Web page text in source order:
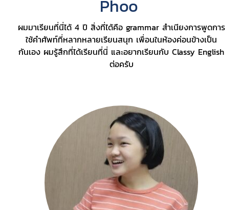
Phoo
ผมมาเรียนที่นี่ได้ 4 ปี สิ่งที่ได้คือ grammar สำเนียงการพูดการ
ใช้คำศัพท์ที่หลากหลายเรียนสนุก เพื่อนในห้องค่อนข้างเป็น
กันเอง ผมรู้สึกที่ได้เรียนที่นี่ และอยากเรียนกับ Classy English
ต่อครับ